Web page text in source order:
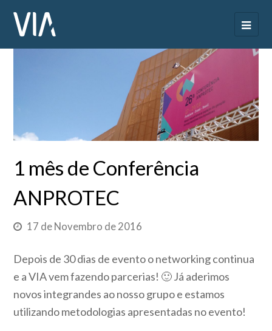
1 mês de Conferência
ANPROTEC
17 de Novembro de 2016
Depois de 30 dias de evento o networking continua
e a VIA vem fazendo parcerias! 🙂 Já aderimos
novos integrandes ao nosso grupo e estamos
utilizando metodologias apresentadas no evento!